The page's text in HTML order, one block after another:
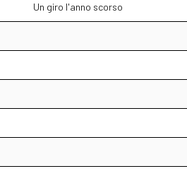
Un giro l'anno scorso